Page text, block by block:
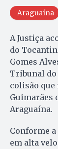
Araguaína
A Justiça
do
Gomes
Tribunal do
colisão
Guimarães
Araguaína.
Conforme
em alta